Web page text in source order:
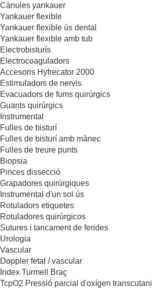
Cànules yankauer
Yankauer flexible
Yankauer flexible ús dental
Yankauer flexible amb tub
Electrobisturís
Electrocoaguladors
Accesoris Hyfrecator 2000
Estimuladors de nervis
Evacuadors de fums quirúrgics
Guants quirúrgics
Instrumental
Fulles de bisturí
Fulles de bisturí amb mànec
Fulles de treure punts
Biopsia
Pinces dissecció
Grapadores quirúrgiques
Instrumental d'un sol ús
Rotuladors etiquetes
Rotuladores quirúrgicos
Sutures i tancament de ferides
Urologia
Vascular
Doppler fetal / vascular
Index Turmell Braç
TcpO2 Pressió parcial d'oxígen transcutani